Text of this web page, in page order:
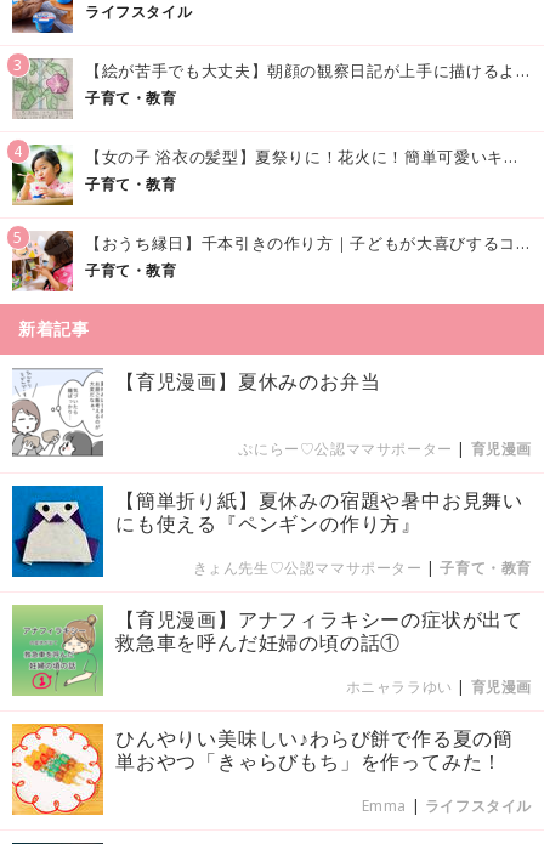
ライフスタイル
3 【絵が苦手でも大丈夫】朝顔の観察日記が上手に描けるようになる方法｜イラスト付き
子育て・教育
4 【女の子 浴衣の髪型】夏祭りに！花火に！簡単可愛いキッズの浴衣ヘアアレンジまとめ
子育て・教育
5 【おうち縁日】千本引きの作り方｜子どもが大喜びするコツやアイデア♪
子育て・教育
新着記事
【育児漫画】夏休みのお弁当
ぷにらー♡公認ママサポーター | 育児漫画
【簡単折り紙】夏休みの宿題や暑中お見舞い
にも使える『ペンギンの作り方』
きょん先生♡公認ママサポーター |子育て・教育
【育児漫画】アナフィラキシーの症状が出て
救急車を呼んだ妊婦の頃の話①
ホニャララゆい | 育児漫画
ひんやりい美味しい♪わらび餅で作る夏の簡
単おやつ「きゃらびもち」を作ってみた！
Emma | ライフスタイル